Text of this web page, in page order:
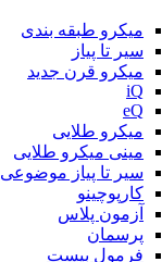
میکرو طبقه بندی
سیر تا پیاز
میکرو قرن جدید
iQ
eQ
میکرو طلایی
مینی میکرو طلایی
سیر تا پیاز موضوعی
کارپوچینو
آزمون پلاس
پرسمان
فرمول بیست